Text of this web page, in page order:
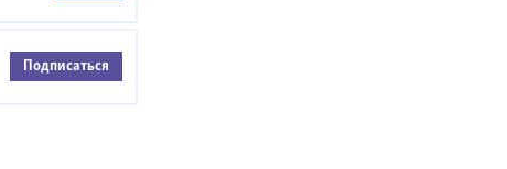
Подписаться